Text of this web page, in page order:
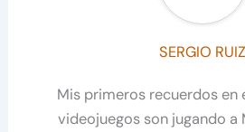
SERGIO RUIZ
Mis primeros recuerdos en
videojuegos son jugando a